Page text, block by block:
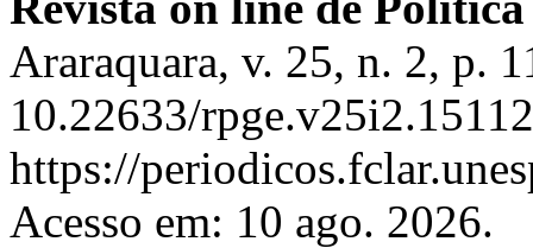
Araraquara, v. 25, n. 2, p.
10.22633/
https://
Acesso em: 10 ago. 2026.